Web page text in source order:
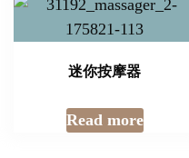
迷你按摩器
Read more